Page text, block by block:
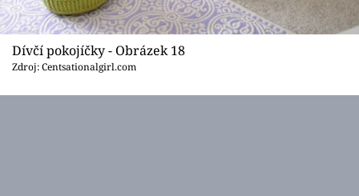
Dívčí pokojíčky - Obrázek 18
Zdroj: Centsationalgirl.com